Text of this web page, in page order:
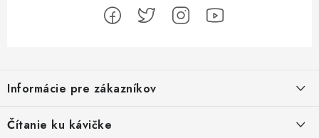
p
ä
Informácie pre zákazníkov
Ako sa registrovať
Čítanie ku kávičke